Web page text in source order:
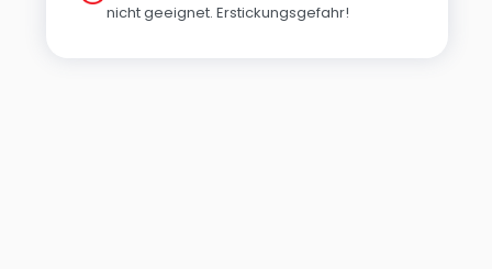
nicht geeignet. Erstickungsgefahr!